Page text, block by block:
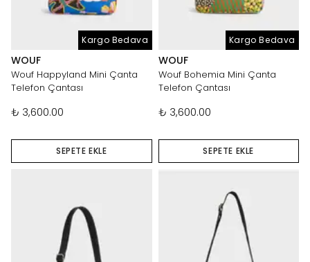
Kargo Bedava
WOUF
Wouf Happyland Mini Çanta
Telefon Çantası
₺ 3,600.00
SEPETE EKLE
Kargo Bedava
WOUF
Wouf Bohemia Mini Çanta
Telefon Çantası
₺ 3,600.00
SEPETE EKLE